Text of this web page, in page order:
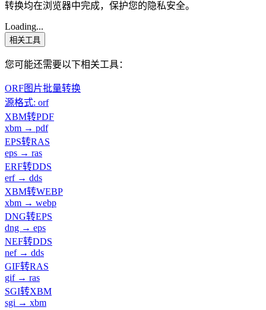
转换均在浏览器中完成，保护您的隐私安全。
Loading...
相关工具
您可能还需要以下相关工具：
ORF图片批量转换
源格式: orf
XBM转PDF
xbm → pdf
EPS转RAS
eps → ras
ERF转DDS
erf → dds
XBM转WEBP
xbm → webp
DNG转EPS
dng → eps
NEF转DDS
nef → dds
GIF转RAS
gif → ras
SGI转XBM
sgi → xbm